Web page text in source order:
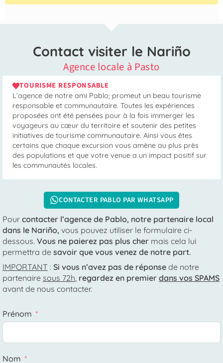
Contact visiter le Nariño
Agence locale à Pasto
TOURISME RESPONSABLE
L’agence de notre ami Pablo, promeut un beau tourisme
responsable et communautaire. Toutes les expériences
proposées ont été pensées pour à la fois immerger les
voyageurs au cœur du territoire et soutenir des petites
initiatives de tourisme communautaire. Ainsi vous êtes
certains que chaque excursion vous amène au plus près
des populations et que votre venue a un impact positif sur
les communautés locales.
CONTACTER PABLO PAR WHATSAPP
Pour contacter l’agence de Pablo, notre partenaire local
dans le Nariño, vous pouvez utiliser le formulaire ci-
dessous. Vous ne paierez pas plus cher mais cela lui
permettra de savoir que vous venez de notre part.
IMPORTANT : Si vous n’avez pas de réponse de notre
partenaire sous 72h regardez en premier dans vos SPAMS
avant de nous contacter.
Prénom
Nom